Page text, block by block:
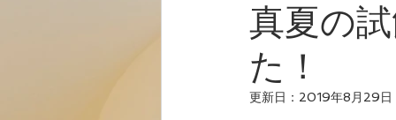
真夏の
た！
更新日： 2019年8月29日